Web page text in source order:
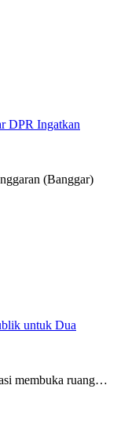
DPR Ingatkan
(Banggar)
untuk Dua
membuka ruang…